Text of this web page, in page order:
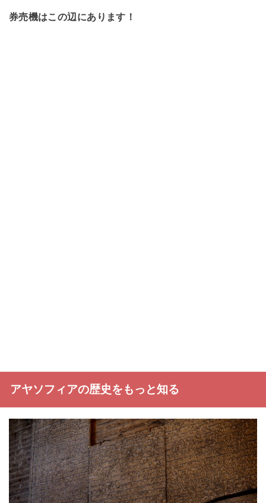
券売機はこの辺にあります！
アヤソフィアの歴史をもっと知る